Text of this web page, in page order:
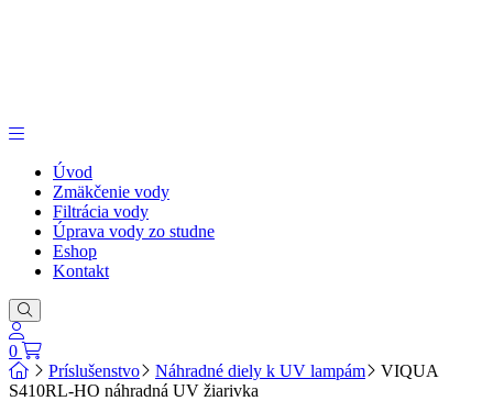
Úvod
Zmäkčenie vody
Filtrácia vody
Úprava vody zo studne
Eshop
Kontakt
0
Príslušenstvo
Náhradné diely k UV lampám
VIQUA
S410RL-HO náhradná UV žiarivka